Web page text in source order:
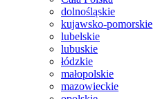
dolnośląskie
kujawsko-pomorskie
lubelskie
lubuskie
łódzkie
małopolskie
mazowieckie